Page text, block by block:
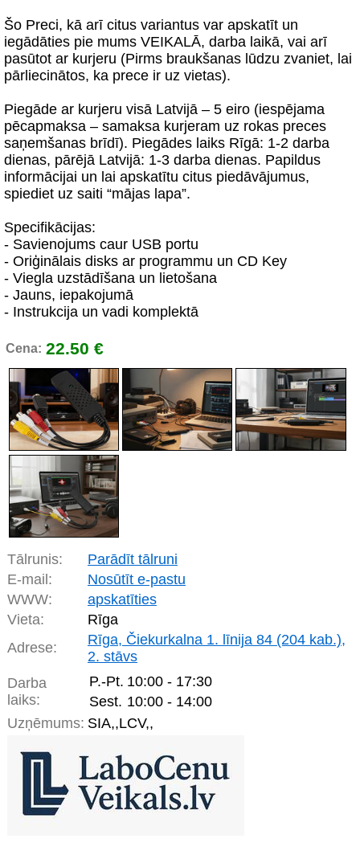
Šo Preci, kā arī citus variantus var apskatīt un
iegādāties pie mums VEIKALĀ, darba laikā, vai arī
pasūtot ar kurjeru (Pirms braukšanas lūdzu zvaniet, lai
pārliecinātos, ka prece ir uz vietas).
Piegāde ar kurjeru visā Latvijā – 5 eiro (iespējama
pēcapmaksa – samaksa kurjeram uz rokas preces
saņemšanas brīdī). Piegādes laiks Rīgā: 1-2 darba
dienas, pārējā Latvijā: 1-3 darba dienas. Papildus
informācijai un lai apskatītu citus piedāvājumus,
spiediet uz saiti “mājas lapa”.
Specifikācijas:
- Savienojums caur USB portu
- Oriģinālais disks ar programmu un CD Key
- Viegla uzstādīšana un lietošana
- Jauns, iepakojumā
- Instrukcija un vadi komplektā
Cena: 22.50 €
Tālrunis:
Parādīt tālruni
E-mail:
Nosūtīt e-pastu
WWW:
apskatīties
Vieta:
Rīga
Adrese:
Rīga, Čiekurkalna 1. līnija 84 (204 kab.),
2. stāvs
Darba
laiks:
P.-Pt. 10:00 - 17:30
Sest. 10:00 - 14:00
Uzņēmums: SIA,,LCV,,